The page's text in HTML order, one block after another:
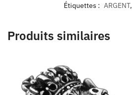
Étiquettes : ARGENT,
Produits similaires